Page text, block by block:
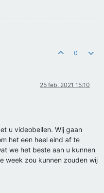
0
25 feb. 2021 15:10
u videobellen. Wij gaan
het een heel eind af te
we het beste aan u kunnen
week zou kunnen zouden wij